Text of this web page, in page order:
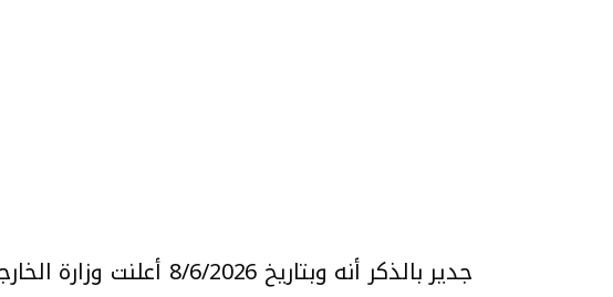
جدير بالذكر أنه وبتاريخ 8/6/2026 أعلنت وزارة الخارجية الإيرانية أن القوات المسلحة الإيرانية نفذت